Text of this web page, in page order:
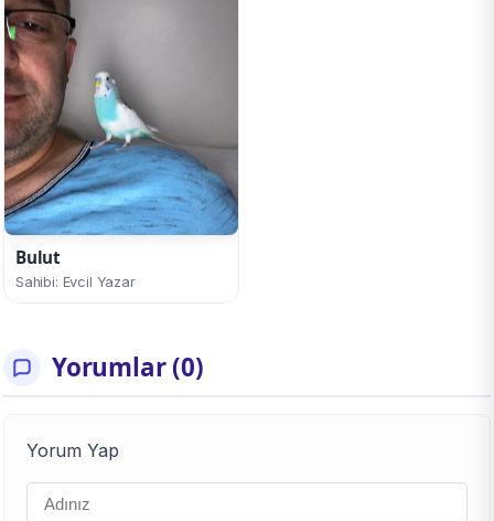
Bulut
Sahibi: Evcil Yazar
Yorumlar (0)
Yorum Yap